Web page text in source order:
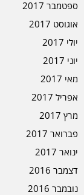
ספטמבר 2017
אוגוסט 2017
יולי 2017
יוני 2017
מאי 2017
אפריל 2017
מרץ 2017
פברואר 2017
ינואר 2017
דצמבר 2016
נובמבר 2016